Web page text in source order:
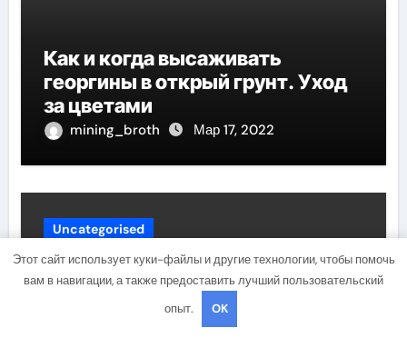
Как и когда высаживать
георгины в открый грунт. Уход
за цветами
mining_broth Мар 17, 2022
Uncategorised
Этот сайт использует куки-файлы и другие технологии, чтобы помочь
вам в навигации, а также предоставить лучший пользовательский
опыт.
OK